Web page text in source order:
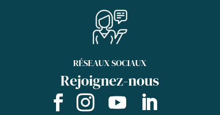
RÉSEAUX SOCIAUX
Rejoignez-nous